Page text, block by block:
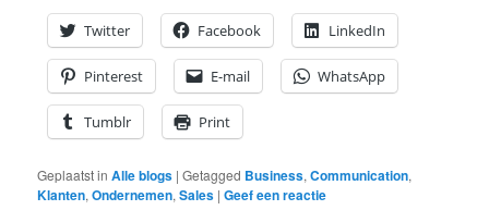
Twitter
Facebook LinkedIn
Pinterest E-mail WhatsApp
Tumblr Print
Geplaatst in Alle blogs |Getagged Business,Communication,
Klanten,Ondernemen,Sales |Geef een reactie